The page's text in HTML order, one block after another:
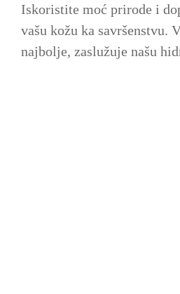
Iskoristite moć prirode i
vašu kožu ka savršenstvu.
najbolje, zaslužuje našu